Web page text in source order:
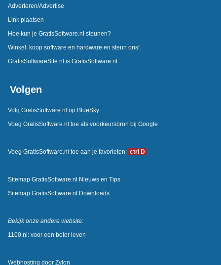
Adverteren/Advertise
Link plaatsen
Hoe kun je GratisSoftware.nl steunen?
Winkel: koop software en hardware en steun ons!
GratisSoftwareSite.nl is GratisSoftware.nl
Volgen
Volg GratisSoftware.nl op BlueSky
Voeg GratisSoftware.nl toe als voorkeursbron bij Google
Voeg GratisSoftware.nl toe aan je favorieten: ctrl D
Sitemap GratisSoftware.nl Nieuws en Tips
Sitemap GratisSoftware.nl Downloads
Bekijk onze andere website:
1100.nl: voor een beter leven
Webhosting door Zylon